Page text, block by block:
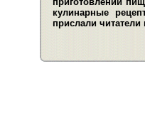
кулинарные
прислали